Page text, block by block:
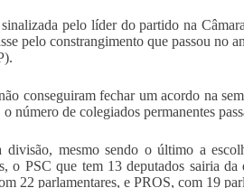
pelo líder do partido na
pelo constrangimento que passou no
conseguiram fechar um acordo na
número de colegiados permanentes
mesmo sendo o último a
o PSC que tem 13 deputados sairia
22 parlamentares, e PROS, com 19